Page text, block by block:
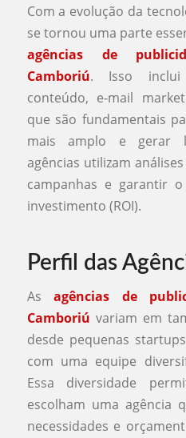
Com a evolução da
se tornou uma parte
agências de
Camboriú. Isso inclui
conteúdo, e-mail
que são fundamentais
mais amplo e gerar
agências utilizam
campanhas e garantir
investimento (ROI).
Perfil das
Asagências de
Camboriú variam em
desde pequenas
com uma equipe
Essa diversidade
escolham uma agência
necessidades e